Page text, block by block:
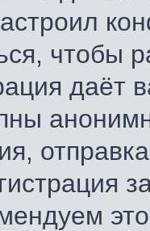
чтобы
даёт